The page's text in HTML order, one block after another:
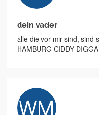
dein vader
alle die vor mir sind, sind
HAMBURG CIDDY